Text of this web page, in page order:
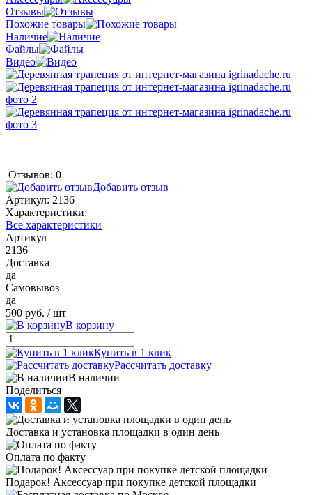
Отзывы
Похожие товары
Наличие
Файлы
Видео
Отзывов: 0
Добавить отзыв
Артикул: 2136
Характеристики:
Все характеристики
Артикул
2136
Доставка
да
Самовывоз
да
500 руб. / шт
В корзину
Купить в 1 клик
Рассчитать доставку
В наличии
Поделиться
Доставка и установка площадки в один день
Оплата по факту
Подарок! Аксессуар при покупке детской площадки